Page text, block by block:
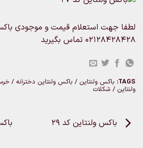
لطفا جهت استعلام قیمت و موجودی
02128428428 تماس بگیرید
TAGS: باکس ولنتاین / باکس ولنتاین دخترانه /
ولنتاین / شکلات
باکس ولنتاین کد 29